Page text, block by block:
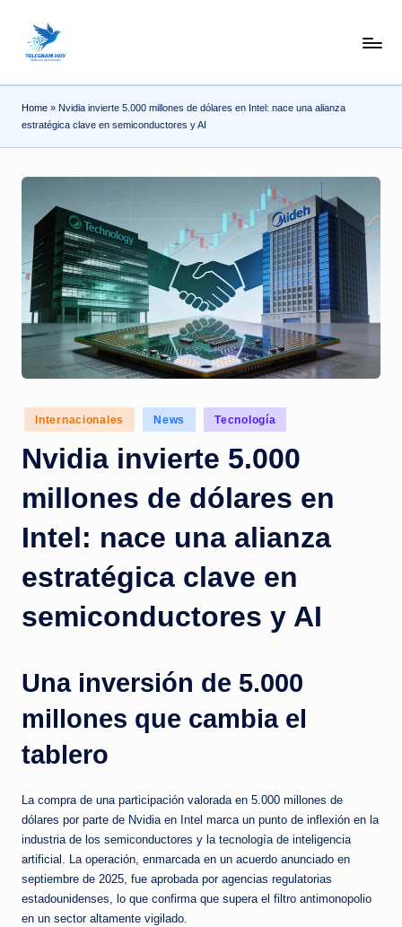
N
o
T
i
T
e
|
N
o
ti
c
a
s
a
i
n
t
a
t
e
Home » Nvidia invierte 5.000 millones de dólares en Intel: nace una alianza
estratégica clave en semiconductores y AI
Posted
in
Internacionales News Tecnología
Nvidia invierte 5.000
millones de dólares en
Intel: nace una alianza
estratégica clave en
semiconductores y AI
Una inversión de 5.000
millones que cambia el
tablero
La compra de una participación valorada en 5.000 millones de
dólares por parte de Nvidia en Intel marca un punto de inflexión en la
industria de los semiconductores y la tecnología de inteligencia
artificial. La operación, enmarcada en un acuerdo anunciado en
septiembre de 2025, fue aprobada por agencias regulatorias
estadounidenses, lo que confirma que supera el filtro antimonopolio
en un sector altamente vigilado.